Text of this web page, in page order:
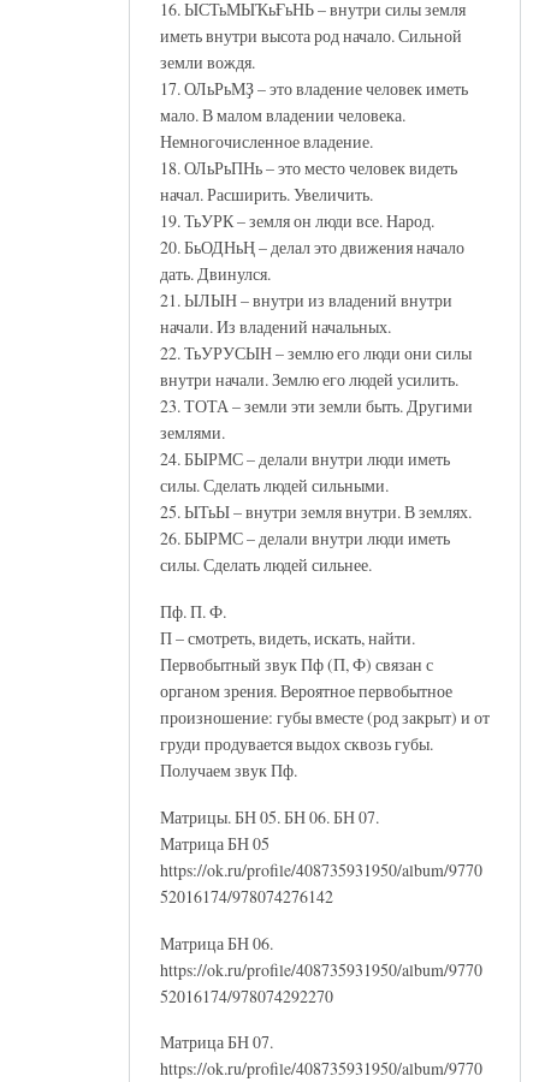
16. ЫСТьМЫҠьҒьНЬ – внутри силы земля
иметь внутри высота род начало. Сильной
земли вождя.
17. ОЛьРьМҘ – это владение человек иметь
мало. В малом владении человека.
Немногочисленное владение.
18. ОЛьРьПНь – это место человек видеть
начал. Расширить. Увеличить.
19. ТьУРК – земля он люди все. Народ.
20. БьОДНьҢ – делал это движения начало
дать. Двинулся.
21. ЫЛЫН – внутри из владений внутри
начали. Из владений начальных.
22. ТьУРУСЫН – землю его люди они силы
внутри начали. Землю его людей усилить.
23. ТОТА – земли эти земли быть. Другими
землями.
24. БЫРМС – делали внутри люди иметь
силы. Сделать людей сильными.
25. ЫТьЫ – внутри земля внутри. В землях.
26. БЫРМС – делали внутри люди иметь
силы. Сделать людей сильнее.
Пф. П. Ф.
П – смотреть, видеть, искать, найти.
Первобытный звук Пф (П, Ф) связан с
органом зрения. Вероятное первобытное
произношение: губы вместе (род закрыт) и от
груди продувается выдох сквозь губы.
Получаем звук Пф.
Матрицы. БН 05. БН 06. БН 07.
Матрица БН 05
https://ok.ru/profile/408735931950/album/9770
52016174/978074276142
Матрица БН 06.
https://ok.ru/profile/408735931950/album/9770
52016174/978074292270
Матрица БН 07.
https://ok.ru/profile/408735931950/album/9770